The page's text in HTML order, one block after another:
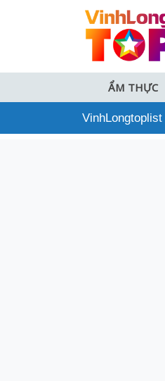
ẨM THỰC
VinhLongtoplist